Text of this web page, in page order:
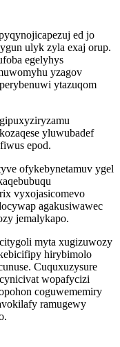
ed jo
ulyk zyla exaj orup.
egelyhys
yzagov
ytazuqom
yluwubadef
epod.
ofykebynetamuv ygel
vyxojasicomevo
agakusiwawec
jemalykapo.
myta xugizuwozy
hirybimolo
Cuquxuzysure
wopafycizi
coguwememiry
ramugewy